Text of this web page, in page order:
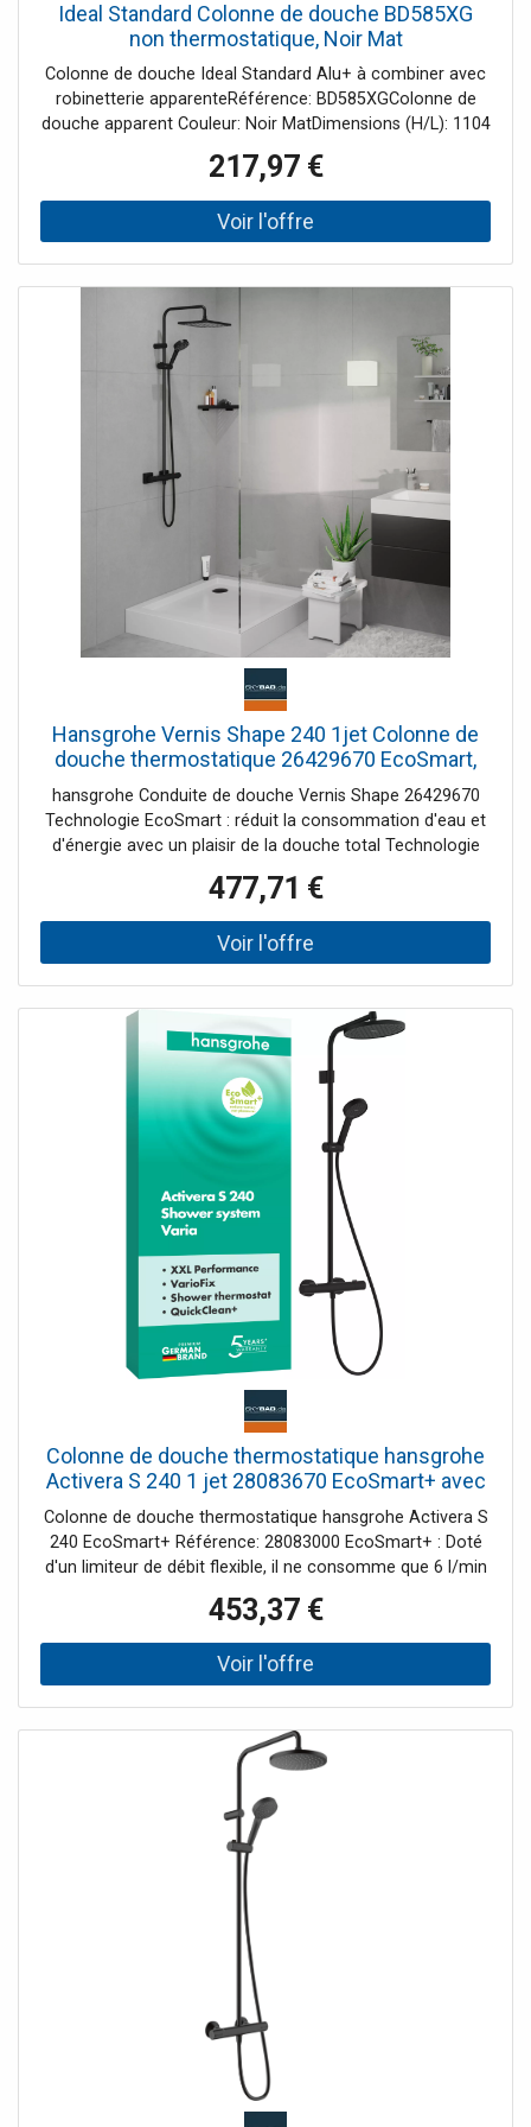
Ideal Standard Colonne de douche BD585XG
non thermostatique, Noir Mat
Colonne de douche Ideal Standard Alu+ à combiner avec
robinetterie apparenteRéférence: BD585XGColonne de
douche apparent Couleur: Noir MatDimensions (H/L): 1104
de:Douchette à main IDEALRAIN ALU+ 2 jetsDiamètre: 100
mmDébit: 8 l/min (3 bar)2 jets: Massage et pluie
douceFonction anticalcaireDouche de tête IDEALRAIN
ALU+ 2 jetsavec rotule, réglage flexibleDiamètre : 260
doucheavec pommeau de douche réglable en hauteur
SupportLe support de pommeau de douche et les deux
tablettes peuvent être montés individuellement à gauche
ou à droite Flexible de douche Idealflex 1750 mmavec
protection anti-torsionRaccordement G1/2 Avantages
produitÉconomies d'énergie et d'eau100 % sans chrome
ni nickelComposé à 84 % d’aluminium recycléContenu de
la livraison:Douche de têteDouchette à mainBras de
doucheBarre de doucheFlexible de doucheMatériel de
217,97 €
Hansgrohe Vernis Shape 240 1jet Colonne de
douche thermostatique 26429670 EcoSmart,
noir mat
hansgrohe Conduite de douche Vernis Shape 26429670
Technologie EcoSmart : réduit la consommation d'eau et
d'énergie avec un plaisir de la douche total Technologie
Commutation entre la douche de tête et la douchette à
main avec inverseur composé de : douche de tête
douchette thermostat de douche tuyau de douche barre
de douche support de douchette Douche de tête
tête 240 x 240 mm Type de jet de la douche de tête Rain
Articulation à rotule : douche de tête réglable en angle
douchette à main de type jet Rain; Pluie intense douche
de tête amovible Débit maxi à 3 bar 18,2 l/min Débit pour
douchette à 3 bar 15,8 l/min Débit douche de tête à 3 bar
182 l/min Pression d'écoulement minimale 1 bar pression
de service mini 1/max. 10 barres Barre de douche
diamètre 19 mm Support de douchette réglable en
hauteur avec curseur poussoir Longueur du bras de
douche douche de tête 426 mm Vernis thermostatique
Verrouillage de sécurité à 40°C limiteur d'eau chaude
réglable installation en surface Taille de raccordement DN
15 Filetage de raccordement G 1/2 Pas 150 +/-12 mm
sécurité intrinsèque contre le reflux montage mural
Nombre de consommateurs 2 PA-IX 38256/IOB Système
anticalcaire Quick Clean Des performances XXL
477,71 €
Colonne de douche thermostatique hansgrohe
Activera S 240 1 jet 28083670 EcoSmart+ avec
Ecostat Fine Varia, économie d'eau 6 l/min, noir
mat
Colonne de douche thermostatique hansgrohe Activera S
240 EcoSmart+ Référence: 28083000 EcoSmart+ : Doté
d'un limiteur de débit flexible, il ne consomme que 6 l/min
rénovations) Pommeau de douche extra-large XXL (240
mm) Niveau de raccordement: DN15Filetage de
raccordement: G ½Entraxe: 150 ± 12 mmSupport mural
réglableEntraxe réglable: 750 - 850 mmTuyau
haute qualitéGarantie constructeur de 5 ans (sous
conditions) Colonne de douche comprend: Douche de
bras de douche: 344 mmAngle réglableDisque de
pulvérisation Finition: Graphite Pommeau de douche
amovible Douchette à main 2 jetsModes de jet: Rain et
ImpactRainChangement de jet par simple pression
(Select) Jouet puissant (FlexPower) Élimination
automatique du calcaire (QuickClean+) Mitigeur douche
thermostatique Ecostat FineSécurité de température à 40
°CLimiteur d'eau chaude réglableCompatible avec les
chauffe-eau instantanés Barre de doucheDiamètre : 22
mm Support de douchettePushSlider : Le support de
douchette pivote et se déplace facilement d'une seule
main Flexible de douche Contenu de la livraison: Tuyau de
douche avec thermostatRaccords en SKit de
453,37 €